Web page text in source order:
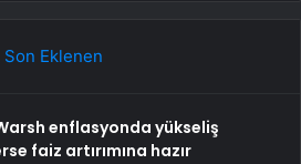
Son Eklenen
enflasyonda yükseliş
faiz artırımına hazır